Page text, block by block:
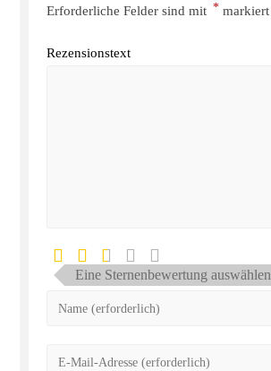
Erforderliche Felder sind mit * markiert
Rezensionstext
Eine Sternenbewertung auswählen